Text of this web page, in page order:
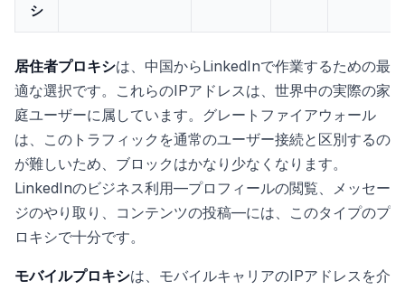
シ
居住者プロキシは、中国からLinkedInで作業するための最
適な選択です。これらのIPアドレスは、世界中の実際の家
庭ユーザーに属しています。グレートファイアウォール
は、このトラフィックを通常のユーザー接続と区別するの
が難しいため、ブロックはかなり少なくなります。
LinkedInのビジネス利用—プロフィールの閲覧、メッセー
ジのやり取り、コンテンツの投稿—には、このタイプのプ
ロキシで十分です。
モバイルプロキシは、モバイルキャリアのIPアドレスを介